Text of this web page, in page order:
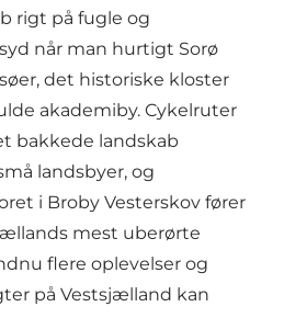
rigt på fugle og
når man hurtigt Sorø
det historiske kloster
akademiby. Cykelruter
bakkede landskab
landsbyer, og
i Broby Vesterskov fører
mest uberørte
flere oplevelser og
på Vestsjælland kan